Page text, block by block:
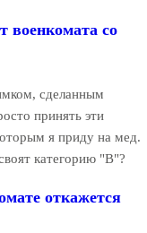
военкомата со
сделанным
принять эти
я приду на мед.
категорию "В"?
откажется